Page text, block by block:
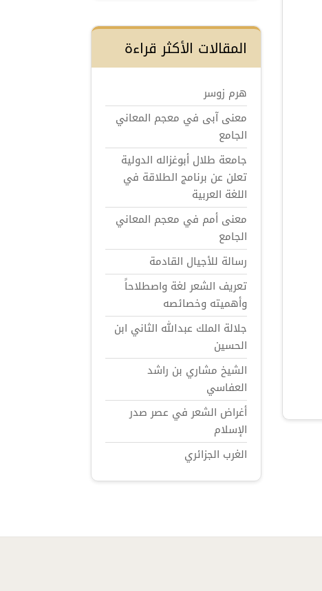
المقالات الأكثر قراءة
هرم زوسر
معنى آبى في معجم المعاني
الجامع
جامعة طلال أبوغزاله الدولية
تعلن عن برنامج الطلاقة في
اللغة العربية
معنى أمم في معجم المعاني
الجامع
رسالة للأجيال القادمة
تعريف الشعر لغة واصطلاحاً
وأهميته وخصائصه
جلالة الملك عبدالله الثاني ابن
الحسين
الشيخ مشاري بن راشد
العفاسي
أغراض الشعر في عصر صدر
الإسلام
الغرب الجزائري